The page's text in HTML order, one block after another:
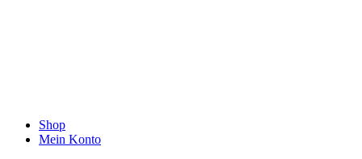
Shop
Mein Konto